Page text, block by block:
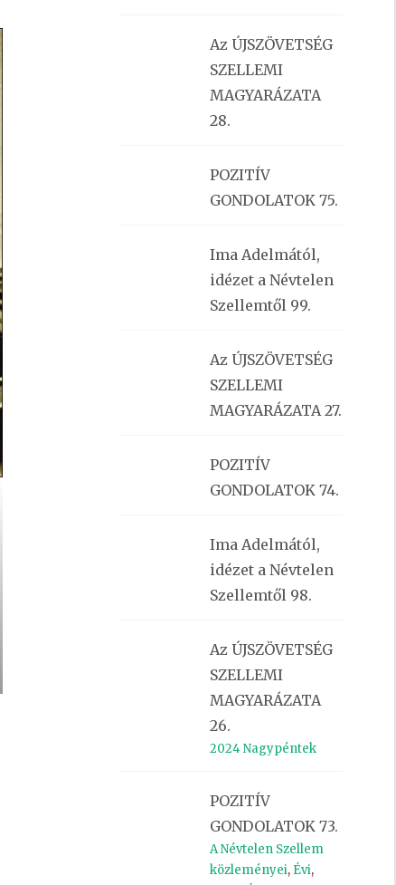
Az ÚJSZÖVETSÉG
SZELLEMI
MAGYARÁZATA
28.
POZITÍV
GONDOLATOK 75.
Ima Adelmától,
idézet a Névtelen
Szellemtől 99.
Az ÚJSZÖVETSÉG
SZELLEMI
MAGYARÁZATA 27.
POZITÍV
GONDOLATOK 74.
Ima Adelmától,
idézet a Névtelen
Szellemtől 98.
Az ÚJSZÖVETSÉG
SZELLEMI
MAGYARÁZATA
26.
2024 Nagypéntek
POZITÍV
GONDOLATOK 73.
A Névtelen Szellem
közleményei, Évi,